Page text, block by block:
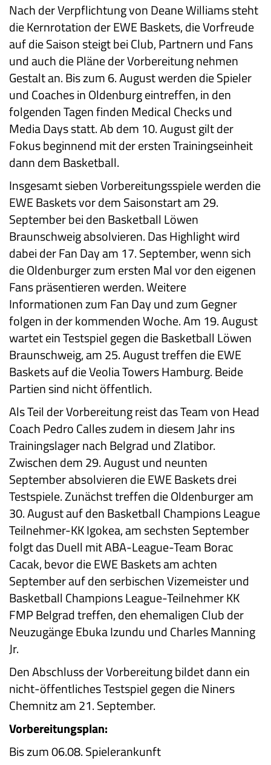
Nach der Verpflichtung von Deane Williams steht
die Kernrotation der EWE Baskets, die Vorfreude
auf die Saison steigt bei Club, Partnern und Fans
und auch die Pläne der Vorbereitung nehmen
Gestalt an. Bis zum 6. August werden die Spieler
und Coaches in Oldenburg eintreffen, in den
folgenden Tagen finden Medical Checks und
Media Days statt. Ab dem 10. August gilt der
Fokus beginnend mit der ersten Trainingseinheit
dann dem Basketball.
Insgesamt sieben Vorbereitungsspiele werden die
EWE Baskets vor dem Saisonstart am 29.
September bei den Basketball Löwen
Braunschweig absolvieren. Das Highlight wird
dabei der Fan Day am 17. September, wenn sich
die Oldenburger zum ersten Mal vor den eigenen
Fans präsentieren werden. Weitere
Informationen zum Fan Day und zum Gegner
folgen in der kommenden Woche. Am 19. August
wartet ein Testspiel gegen die Basketball Löwen
Braunschweig, am 25. August treffen die EWE
Baskets auf die Veolia Towers Hamburg. Beide
Partien sind nicht öffentlich.
Als Teil der Vorbereitung reist das Team von Head
Coach Pedro Calles zudem in diesem Jahr ins
Trainingslager nach Belgrad und Zlatibor.
Zwischen dem 29. August und neunten
September absolvieren die EWE Baskets drei
Testspiele. Zunächst treffen die Oldenburger am
30. August auf den Basketball Champions League
Teilnehmer-KK Igokea, am sechsten September
folgt das Duell mit ABA-League-Team Borac
Cacak, bevor die EWE Baskets am achten
September auf den serbischen Vizemeister und
Basketball Champions League-Teilnehmer KK
FMP Belgrad treffen, den ehemaligen Club der
Neuzugänge Ebuka Izundu und Charles Manning
Jr.
Den Abschluss der Vorbereitung bildet dann ein
nicht-öffentliches Testspiel gegen die Niners
Chemnitz am 21. September.
Vorbereitungsplan:
Bis zum 06.08.Spielerankunft